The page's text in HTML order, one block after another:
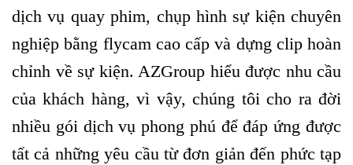
dịch vụ quay phim, chụp hình sự kiện chuyên
nghiệp bằng flycam cao cấp và dựng clip hoàn
chỉnh về sự kiện. AZGroup hiểu được nhu cầu
của khách hàng, vì vậy, chúng tôi cho ra đời
nhiều gói dịch vụ phong phú để đáp ứng được
tất cả những yêu cầu từ đơn giản đến phức tạp